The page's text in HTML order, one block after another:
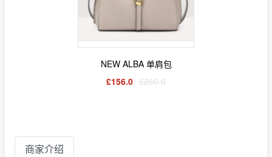
NEW ALBA 单肩包
£156.0 £260.0
商家介绍